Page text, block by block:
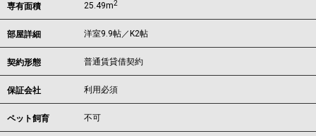
専有面積 25.49m2
部屋詳細 洋室9.9帖／K2帖
契約形態 普通賃貸借契約
保証会社 利用必須
ペット飼育 不可